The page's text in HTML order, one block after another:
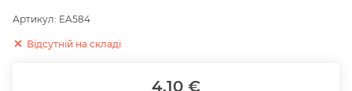
Артикул: EA584
Відсутній на складі
4.10 €